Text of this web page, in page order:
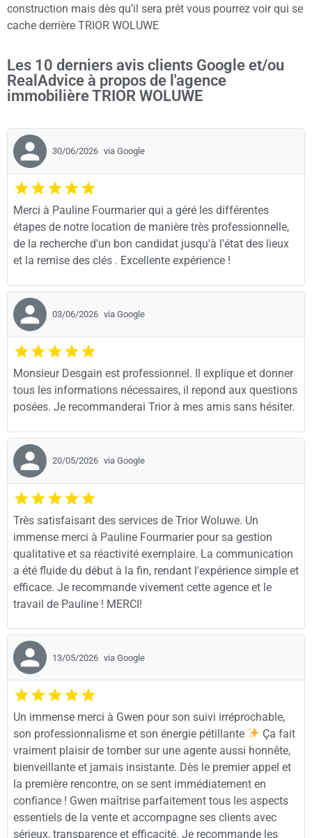
construction mais dès qu’il sera prêt vous pourrez voir qui se
cache derrière TRIOR WOLUWE
Les 10 derniers avis clients Google et/ou
RealAdvice à propos de l'agence
immobilière TRIOR WOLUWE
30/06/2026 via Google
Merci à Pauline Fourmarier qui a géré les différentes
étapes de notre location de manière très professionnelle,
de la recherche d'un bon candidat jusqu'à l'état des lieux
et la remise des clés . Excellente expérience !
03/06/2026 via Google
Monsieur Desgain est professionnel. Il explique et donner
tous les informations nécessaires, il repond aux questions
posées. Je recommanderai Trior à mes amis sans hésiter.
20/05/2026 via Google
Très satisfaisant des services de Trior Woluwe. Un
immense merci à Pauline Fourmarier pour sa gestion
qualitative et sa réactivité exemplaire. La communication
a été fluide du début à la fin, rendant l'expérience simple et
efficace. Je recommande vivement cette agence et le
travail de Pauline ! MERCI!
13/05/2026 via Google
Un immense merci à Gwen pour son suivi irréprochable,
son professionnalisme et son énergie pétillante
Ça fait
vraiment plaisir de tomber sur une agente aussi honnête,
bienveillante et jamais insistante. Dès le premier appel et
la première rencontre, on se sent immédiatement en
confiance ! Gwen maîtrise parfaitement tous les aspects
essentiels de la vente et accompagne ses clients avec
sérieux, transparence et efficacité. Je recommande les